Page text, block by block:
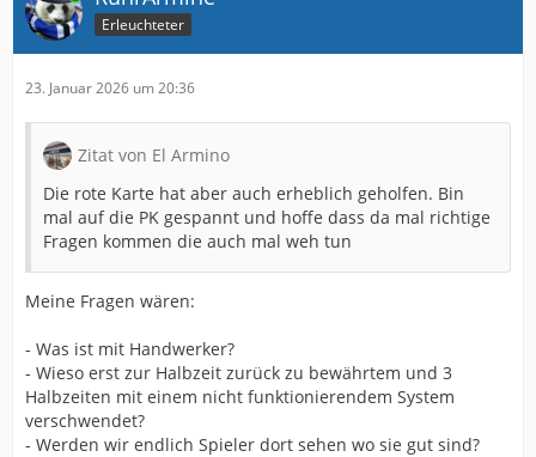
Erleuchteter
23. Januar 2026 um 20:36
Zitat von El Armino
Die rote Karte hat aber auch erheblich geholfen. Bin
mal auf die PK gespannt und hoffe dass da mal richtige
Fragen kommen die auch mal weh tun
Meine Fragen wären:
- Was ist mit Handwerker?
- Wieso erst zur Halbzeit zurück zu bewährtem und 3
Halbzeiten mit einem nicht funktionierendem System
verschwendet?
- Werden wir endlich Spieler dort sehen wo sie gut sind?